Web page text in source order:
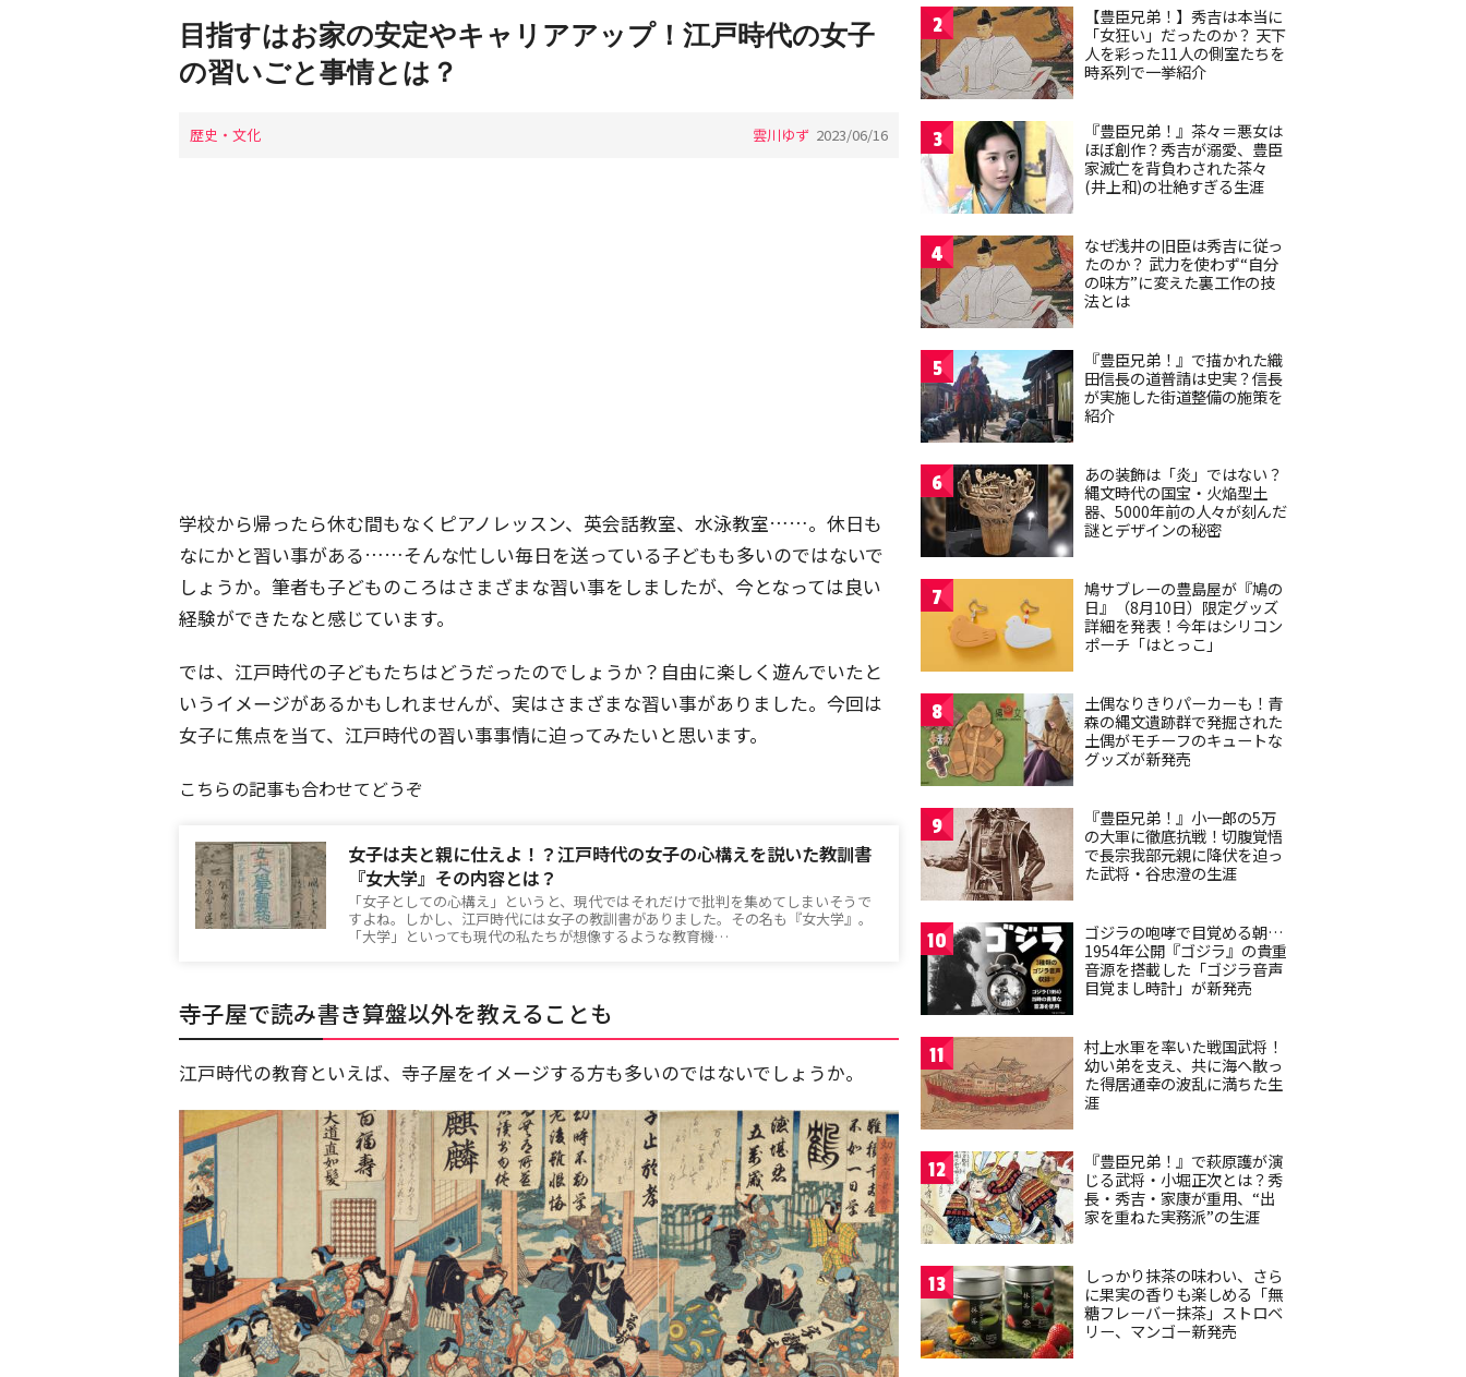
目指すはお家の安定やキャリアアップ！江戸時代の女子
の習いごと事情とは？
歴史・文化 雲川ゆず 2023/06/16
学校から帰ったら休む間もなくピアノレッスン、英会話教室、水泳教室……。休日も
なにかと習い事がある……そんな忙しい毎日を送っている子どもも多いのではないで
しょうか。筆者も子どものころはさまざまな習い事をしましたが、今となっては良い
経験ができたなと感じています。
では、江戸時代の子どもたちはどうだったのでしょうか？自由に楽しく遊んでいたと
いうイメージがあるかもしれませんが、実はさまざまな習い事がありました。今回は
女子に焦点を当て、江戸時代の習い事事情に迫ってみたいと思います。
こちらの記事も合わせてどうぞ
女子は夫と親に仕えよ！？江戸時代の女子の心構えを説いた教訓書
『女大学』その内容とは？
「女子としての心構え」というと、現代ではそれだけで批判を集めてしまいそうで
すよね。しかし、江戸時代には女子の教訓書がありました。その名も『女大学』。
「大学」といっても現代の私たちが想像するような教育機…
寺子屋で読み書き算盤以外を教えることも
江戸時代の教育といえば、寺子屋をイメージする方も多いのではないでしょうか。
2
【豊臣兄弟！】秀吉は本当に
「女狂い」だったのか？ 天下
人を彩った11人の側室たちを
時系列で一挙紹介
3
『豊臣兄弟！』茶々＝悪女は
ほぼ創作？秀吉が溺愛、豊臣
家滅亡を背負わされた茶々
(井上和)の壮絶すぎる生涯
4
なぜ浅井の旧臣は秀吉に従っ
たのか？ 武力を使わず“自分
の味方”に変えた裏工作の技
法とは
5
『豊臣兄弟！』で描かれた織
田信長の道普請は史実？信長
が実施した街道整備の施策を
紹介
6
あの装飾は「炎」ではない？
縄文時代の国宝・火焔型土
器、5000年前の人々が刻んだ
謎とデザインの秘密
7
鳩サブレーの豊島屋が『鳩の
日』（8月10日）限定グッズ
詳細を発表！今年はシリコン
ポーチ「はとっこ」
8
土偶なりきりパーカーも！青
森の縄文遺跡群で発掘された
土偶がモチーフのキュートな
グッズが新発売
9
『豊臣兄弟！』小一郎の5万
の大軍に徹底抗戦！切腹覚悟
で長宗我部元親に降伏を迫っ
た武将・谷忠澄の生涯
10
ゴジラの咆哮で目覚める朝…
1954年公開『ゴジラ』の貴重
音源を搭載した「ゴジラ音声
目覚まし時計」が新発売
11
村上水軍を率いた戦国武将！
幼い弟を支え、共に海へ散っ
た得居通幸の波乱に満ちた生
涯
12
『豊臣兄弟！』で萩原護が演
じる武将・小堀正次とは？秀
長・秀吉・家康が重用、“出
家を重ねた実務派”の生涯
13
しっかり抹茶の味わい、さら
に果実の香りも楽しめる「無
糖フレーバー抹茶」ストロベ
リー、マンゴー新発売